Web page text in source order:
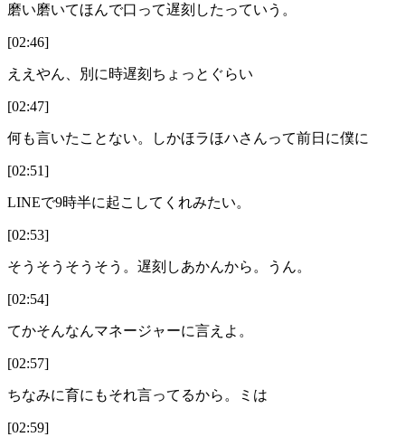
磨い磨いてほんで口って遅刻したっていう。
[02:46]
ええやん、別に時遅刻ちょっとぐらい
[02:47]
何も言いたことない。しかほラほハさんって前日に僕に
[02:51]
LINEで9時半に起こしてくれみたい。
[02:53]
そうそうそうそう。遅刻しあかんから。うん。
[02:54]
てかそんなんマネージャーに言えよ。
[02:57]
ちなみに育にもそれ言ってるから。ミは
[02:59]